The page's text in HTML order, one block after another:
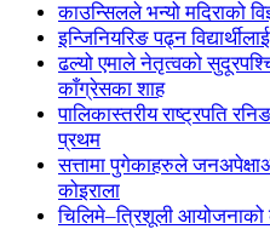
काउन्सिलले भन्यो मदिराको
इन्जिनियरिङ पढ्न
ढल्यो एमाले नेतृत्वको
काँग्रेसका शाह
पालिकास्तरीय राष्ट्रपति
प्रथम
सत्तामा पुगेकाहरुले
कोइराला
चिलिमे–त्रिशूली